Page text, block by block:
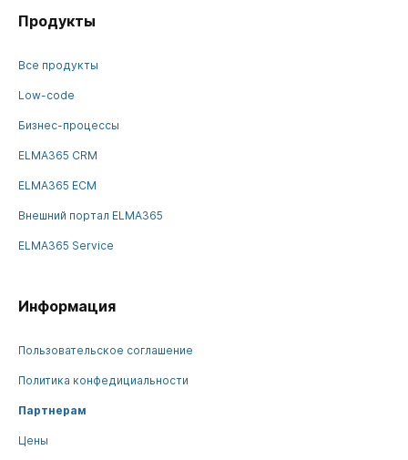
Продукты
Все продукты
Low-code
Бизнес-процессы
ELMA365 CRM
ELMA365 ECM
Внешний портал ELMA365
ELMA365 Service
Информация
Пользовательское соглашение
Политика конфедициальности
Партнерам
Цены